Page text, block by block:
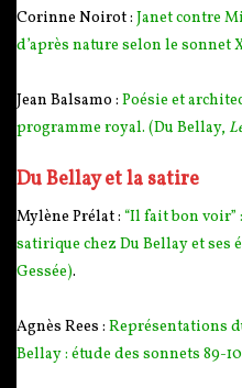
Corinne Noirot : Janet contre
d’après nature selon le sonnet
Jean Balsamo : Poésie et
programme royal. (Du Bellay,
Du Bellay et la satire
Mylène Prélat : “Il fait bon voir”
satirique chez Du Bellay et ses
Gessée).
Agnès Rees : Représentations
Bellay : étude des sonnets 89-